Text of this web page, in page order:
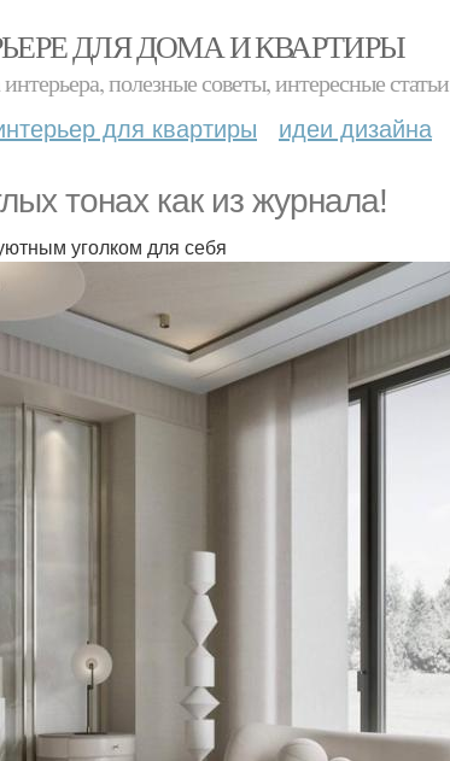
ДЛЯ ДОМА И КВАРТИРЫ
полезные советы, интересные статьи
для квартиры идеи дизайна
тонах как из журнала!
уголком для себя